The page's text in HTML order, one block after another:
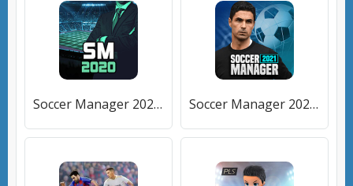
Soccer Manager 2020 - Игра футбольного менеджера [Много денег] Soccer Manager 2021 - Игра футбольного менеджера [Мод меню]